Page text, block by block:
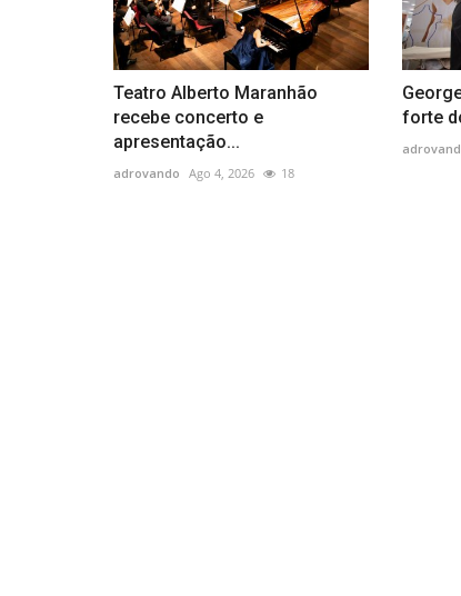
Teatro Alberto Maranhão
recebe concerto e
apresentação...
adrovando Ago 4, 2026 18
forte